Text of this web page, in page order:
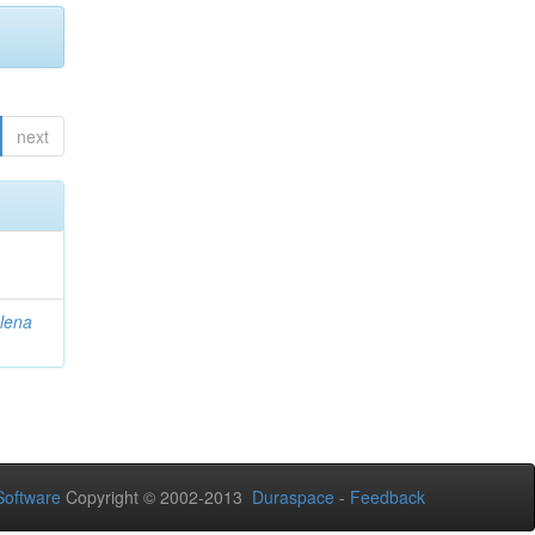
next
Copyright © 2002-2013 Duraspace - Feedback